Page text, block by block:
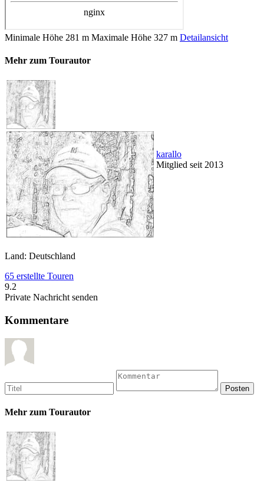
Minimale Höhe 281 m Maximale Höhe 327 m Detailansicht
Mehr zum Tourautor
karallo
Mitglied seit 2013
Land: Deutschland
65 erstellte Touren
9.2
Private Nachricht senden
Kommentare
Mehr zum Tourautor